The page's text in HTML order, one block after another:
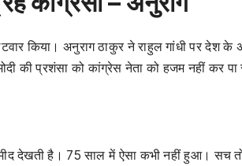
किया। अनुराग ठाकुर ने राहुल गांधी पर देश के
की प्रशंसा को कांग्रेस नेता को हजम नहीं कर पा
देखती है। 75 साल में ऐसा कभी नहीं हुआ। सच